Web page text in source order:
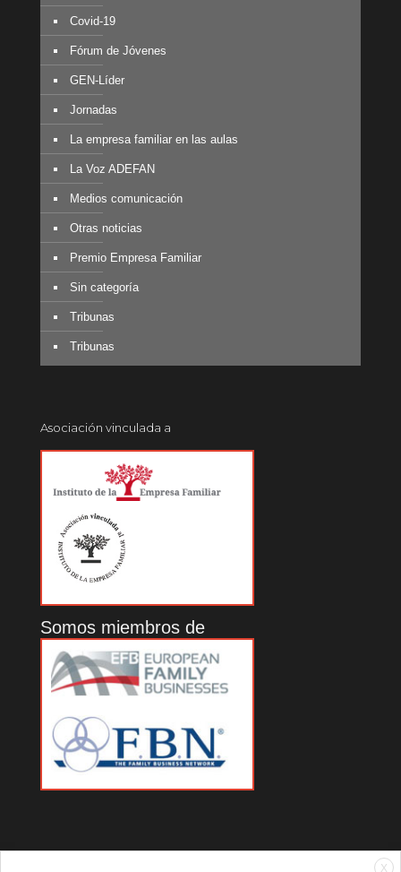
Covid-19
Fórum de Jóvenes
GEN-Líder
Jornadas
La empresa familiar en las aulas
La Voz ADEFAN
Medios comunicación
Otras noticias
Premio Empresa Familiar
Sin categoría
Tribunas
Tribunas
Asociación vinculada a
Somos miembros de
X